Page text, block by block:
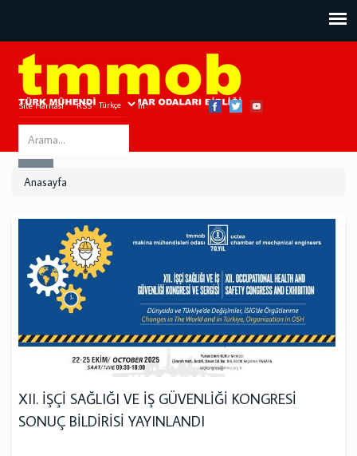
Site Haritası RSS Bize Ulaşın
Search
this
Anasayfa
XII. İŞÇİ SAĞLIĞI VE İŞ GÜVENLİĞİ KONGRESİ
SONUÇ BİLDİRİSİ YAYINLANDI